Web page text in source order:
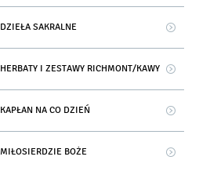
DZIEŁA SAKRALNE
HERBATY I ZESTAWY RICHMONT/KAWY
KAPŁAN NA CO DZIEŃ
MIŁOSIERDZIE BOŻE